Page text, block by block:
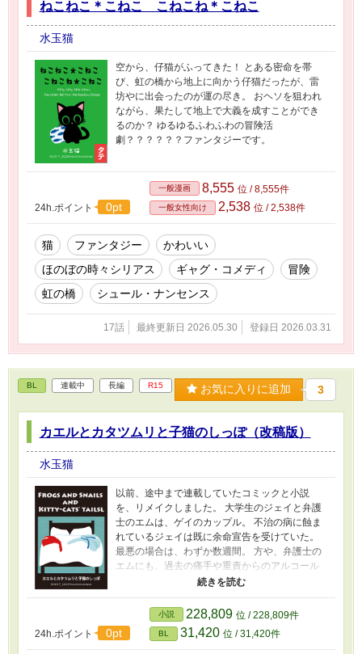
ねこねこ＊こねこ こねこね＊こねこ
水玉猫
空から、仔猫がふってきた！ とある密命を帯
び、虹の橋から地上に向かう仔猫だったが、雷
坊やに出会ったのが運の尽き。 おヘソを狙われ
ながら、果たして地上で大義を成すことができ
るのか？ ゆるゆるふわふわの冒険活
劇？？？？？？ファンタジーです。
24h.ポイント 0pt
一般漫画 8,555 位 / 8,555件
一般女性向け 2,538 位 / 2,538件
猫 ファンタジー
かわいい
ほのぼの時々シリアス
ギャグ・コメディ
冒険
虹の橋
シュール・ナンセンス
17話 最終更新日 2026.05.30 登録日 2026.03.31
BL 連載中 長編 R15 お気に入りに追加 3
カエルとカタツムリと子猫のしっぽ（改稿版）
水玉猫
以前、途中まで連載していたコミックと小説
を、リメイクしました。 大学生のジェイと弁護
士のエムは、ゲイのカップル。 不治の病に蝕ま
れているジェイは既に余命宣告を受けていた。
最悪の場合は、わずか数週間。 方や、弁護士の
エムにも、過去の痛手や重責からのアルコール
依存での入院歴が有る。 惹かれあい共に暮らす
いた。 破綻間近のエムとジェイの生活に、ある
日「なにか」が加わって……。 新たな物語とし
て、楽しんで読んでいただけたら、幸いです。
24h.ポイント 0pt
小説 228,809 位 / 228,809件
BL 31,420 位 / 31,420件